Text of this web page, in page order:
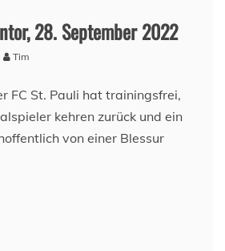
28. September 2022
Tim
FC St. Pauli hat trainingsfrei,
kehren zurück und ein
von einer Blessur